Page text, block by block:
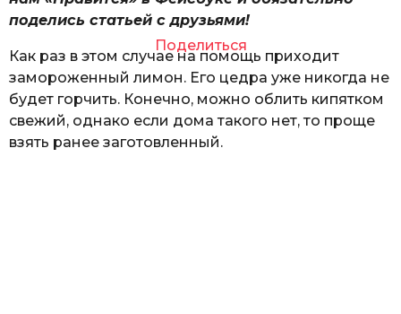
поделись статьей с друзьями!
Поделиться
Как раз в этом случае на помощь приходит
замороженный лимон. Его цедра уже никогда не
будет горчить. Конечно, можно облить кипятком
свежий, однако если дома такого нет, то проще
взять ранее заготовленный.